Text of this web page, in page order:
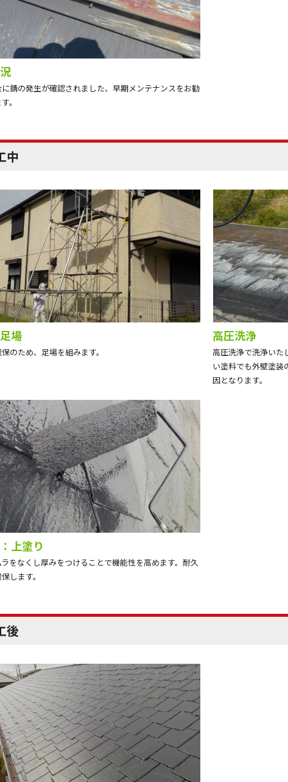
に錆の発生が確認されました、早期メンテナンスをお勧
。
中
場
のため、足場を組みます。
高圧洗浄
高圧洗浄で洗浄いた
い塗料でも外壁塗装
因となります。
上塗り
をなくし厚みをつけることで機能性を高めます。耐久
します。
後